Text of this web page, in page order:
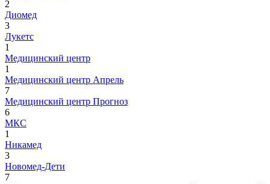
2
Диомед
3
Лукетс
1
Медицинский центр
1
Медицинский центр Апрель
7
Медицинский центр Прогноз
6
МКС
1
Никамед
3
Новомед-Дети
7